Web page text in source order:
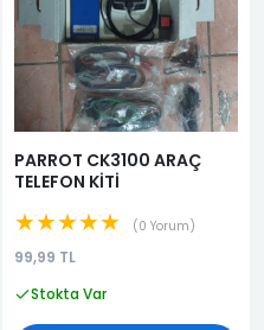
PARROT CK3100 ARAÇ
TELEFON KİTİ
★★★★★ 0 Yorum
99,99 TL
Stokta Var